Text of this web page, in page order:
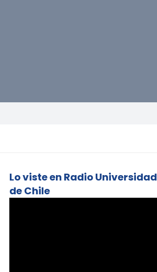
Lo viste en Radio Universidad
de Chile